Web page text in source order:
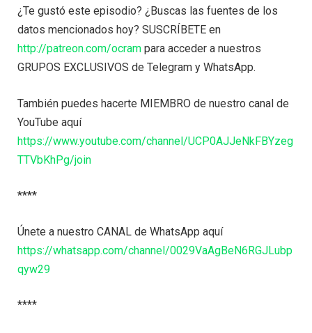
¿Te gustó este episodio? ¿Buscas las fuentes de los
datos mencionados hoy? SUSCRÍBETE en
http://patreon.com/ocram para acceder a nuestros
GRUPOS EXCLUSIVOS de Telegram y WhatsApp.
También puedes hacerte MIEMBRO de nuestro canal de
YouTube aquí
https://www.youtube.com/channel/UCP0AJJeNkFBYzeg
TTVbKhPg/join
****
Únete a nuestro CANAL de WhatsApp aquí
https://whatsapp.com/channel/0029VaAgBeN6RGJLubp
qyw29
****